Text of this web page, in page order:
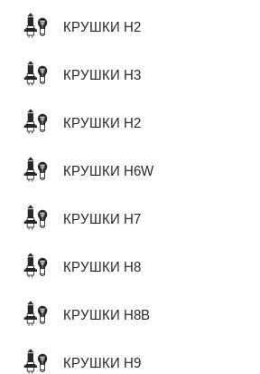
КРУШКИ H2
КРУШКИ H3
КРУШКИ H2
КРУШКИ H6W
КРУШКИ H7
КРУШКИ H8
КРУШКИ H8B
КРУШКИ H9